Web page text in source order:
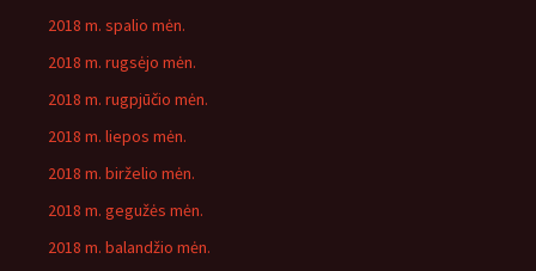
2018 m. spalio mėn.
2018 m. rugsėjo mėn.
2018 m. rugpjūčio mėn.
2018 m. liepos mėn.
2018 m. birželio mėn.
2018 m. gegužės mėn.
2018 m. balandžio mėn.